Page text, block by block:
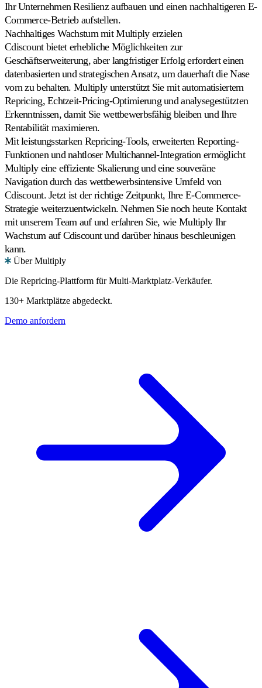
Ihr Unternehmen Resilienz aufbauen und einen nachhaltigeren E-
Commerce-Betrieb aufstellen.
Nachhaltiges Wachstum mit Multiply erzielen
Cdiscount bietet erhebliche Möglichkeiten zur
Geschäftserweiterung, aber langfristiger Erfolg erfordert einen
datenbasierten und strategischen Ansatz, um dauerhaft die Nase
vorn zu behalten. Multiply unterstützt Sie mit automatisiertem
Repricing, Echtzeit-Pricing-Optimierung und analysegestützten
Erkenntnissen, damit Sie wettbewerbsfähig bleiben und Ihre
Rentabilität maximieren.
Mit leistungsstarken Repricing-Tools, erweiterten Reporting-
Funktionen und nahtloser Multichannel-Integration ermöglicht
Multiply eine effiziente Skalierung und eine souveräne
Navigation durch das wettbewerbsintensive Umfeld von
Cdiscount. Jetzt ist der richtige Zeitpunkt, Ihre E-Commerce-
Strategie weiterzuentwickeln. Nehmen Sie noch heute Kontakt
mit unserem Team auf und erfahren Sie, wie Multiply Ihr
Wachstum auf Cdiscount und darüber hinaus beschleunigen
kann.
Über Multiply
Die Repricing-Plattform für Multi-Marktplatz-Verkäufer.
130+ Marktplätze abgedeckt.
Demo anfordern